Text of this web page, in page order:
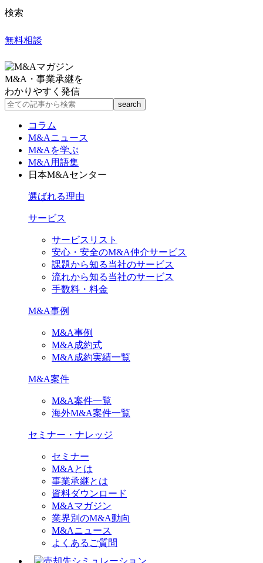
検索
無料相談
M&A・事業承継を
わかりやすく発信
コラム
M&Aニュース
M&Aを学ぶ
M&A用語集
日本M&Aセンター
選ばれる理由
サービス
サービスリスト
安心・安全のM&A仲介サービス
課題から知る当社のサービス
流れから知る当社のサービス
手数料・料金
M&A事例
M&A事例
M&A成約式
M&A成約実績一覧
M&A案件
M&A案件一覧
海外M&A案件一覧
セミナー・ナレッジ
セミナー
M&Aとは
事業承継とは
資料ダウンロード
M&Aマガジン
業界別のM&A動向
M&Aニュース
よくあるご質問